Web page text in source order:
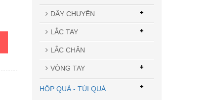
DÂY CHUYỀN +
LẮC TAY +
LẮC CHÂN
VÒNG TAY +
HỘP QUÀ - TÚI QUÀ +